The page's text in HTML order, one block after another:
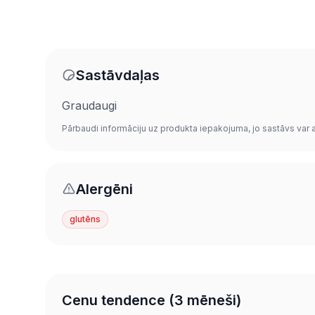
Sastāvdaļas
Graudaugi
Pārbaudi informāciju uz produkta iepakojuma, jo sastāvs var
Alergēni
glutēns
Cenu tendence (3 mēneši)